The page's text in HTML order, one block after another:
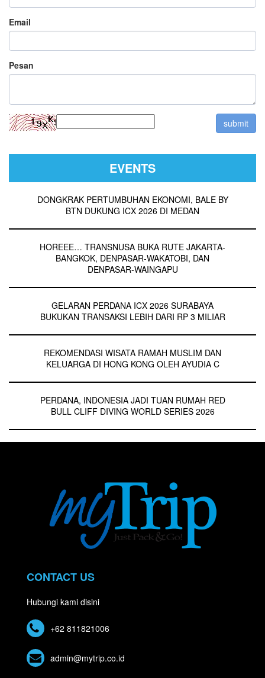
Email
Pesan
EVENTS
DONGKRAK PERTUMBUHAN EKONOMI, BALE BY
BTN DUKUNG ICX 2026 DI MEDAN
HOREEE… TRANSNUSA BUKA RUTE JAKARTA-
BANGKOK, DENPASAR-WAKATOBI, DAN
DENPASAR-WAINGAPU
GELARAN PERDANA ICX 2026 SURABAYA
BUKUKAN TRANSAKSI LEBIH DARI RP 3 MILIAR
REKOMENDASI WISATA RAMAH MUSLIM DAN
KELUARGA DI HONG KONG OLEH AYUDIA C
PERDANA, INDONESIA JADI TUAN RUMAH RED
BULL CLIFF DIVING WORLD SERIES 2026
CONTACT US
Hubungi kami disini
+62 811821006
admin@mytrip.co.id